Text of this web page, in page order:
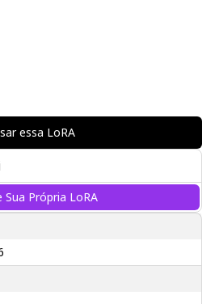
essa LoRA
Sua Própria LoRA